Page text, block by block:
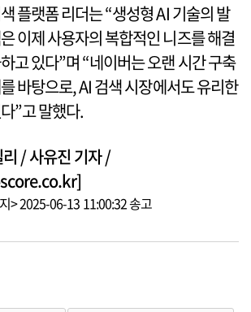
플랫폼 리더는 “생성형 AI 기술의 발
이제 사용자의 복합적인 니즈를 해결
고 있다”며 “네이버는 오랜 시간 구축
바탕으로, AI 검색 시장에서도 유리한
”고 말했다.
/ 사유진 기자 /
> 2025-06-13 11:00:32 송고